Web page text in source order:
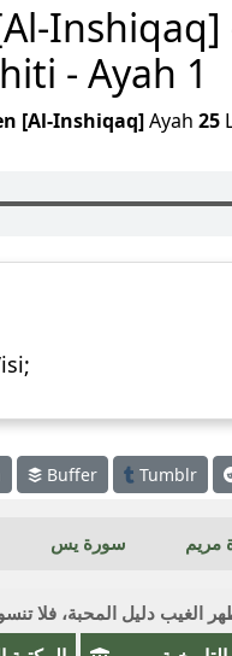
- Ayah 1
[Al-Inshiqaq]Ayah 25
Buffer Tumblr
مريم سورة يس
الغيب دليل المحبة، فلا